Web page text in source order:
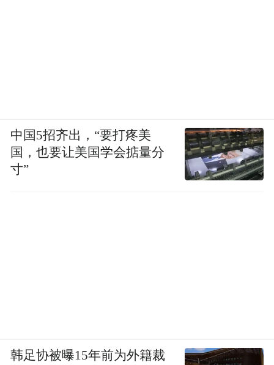
中国5招齐出，“要打疼美
国，也要让美国学会掂量分
寸”
韩足协被曝15年前为外籍裁